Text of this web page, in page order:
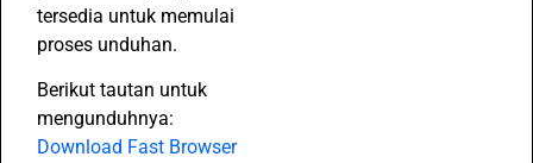
tersedia untuk memulai
proses unduhan.
Berikut tautan untuk
mengunduhnya:
Download Fast Browser